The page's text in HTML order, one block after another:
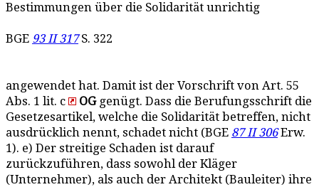
Bestimmungen über die Solidarität unrichtig
BGE 93 II 317S. 322
angewendet hat. Damit ist der Vorschrift von Art. 55
Abs. 1 lit. c
OGgenügt. Dass die Berufungsschrift die
Gesetzesartikel, welche die Solidarität betreffen, nicht
ausdrücklich nennt, schadet nicht (BGE 87 II 306Erw.
1). e) Der streitige Schaden ist darauf
zurückzuführen, dass sowohl der Kläger
(Unternehmer), als auch der Architekt (Bauleiter) ihre